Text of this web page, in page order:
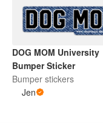
DOG MOM University
Bumper Sticker
Bumper stickers
Jen